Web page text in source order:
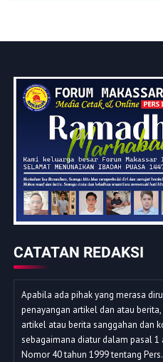
CATATAN REDAKSI
Apabila ada pihak yang merasa
penayangan artikel dan atau
artikel atau berita sanggahan dan
sebagaimana diatur dalam pasal 1
Nomor 40 tahun 1999 tentang